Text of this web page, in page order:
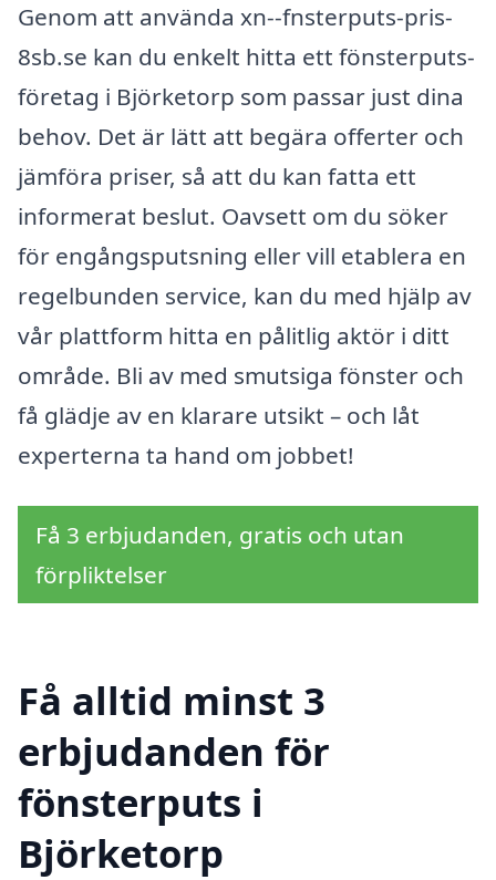
Genom att använda xn--fnsterputs-pris-
8sb.se kan du enkelt hitta ett fönsterputs-
företag i Björketorp som passar just dina
behov. Det är lätt att begära offerter och
jämföra priser, så att du kan fatta ett
informerat beslut. Oavsett om du söker
för engångsputsning eller vill etablera en
regelbunden service, kan du med hjälp av
vår plattform hitta en pålitlig aktör i ditt
område. Bli av med smutsiga fönster och
få glädje av en klarare utsikt – och låt
experterna ta hand om jobbet!
Få 3 erbjudanden, gratis och utan
förpliktelser
Få alltid minst 3
erbjudanden för
fönsterputs i
Björketorp